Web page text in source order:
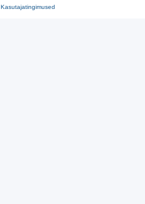
Kasutajatingimused